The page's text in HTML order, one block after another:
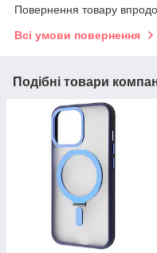
Повернення товару
Всі умови повернення
Подібні товари